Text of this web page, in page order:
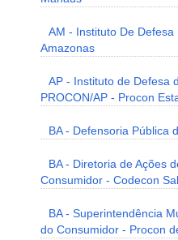
AM - Instituto De
Amazonas
AP - Instituto de Defesa
PROCON/AP - Procon
BA - Defensoria Pública
BA - Diretoria de Ações
Consumidor - Codecon
BA - Superintendência
do Consumidor - Procon